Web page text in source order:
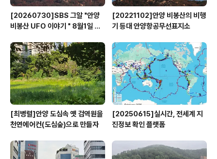
[20260730]SBS 그알 "안양
비봉산 UFO 이야기 " 8월1일 방
[20221102]안양 비봉산의 비행
기 등대 안양항공무선표지소
[최병렬]안양 도심속 옛 검역원을
천연에어컨(도심숲)으로 만들자
[20250615]실시간, 전세계 지
진정보 확인 플랫폼